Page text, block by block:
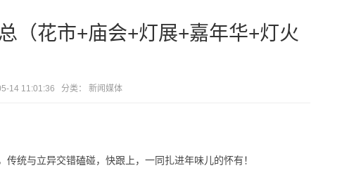
（花市+庙会+灯展+嘉年华+灯火
14 11:01:36 分类： 新闻媒体
统与立异交错磕碰，快跟上，一同扎进年味儿的怀有！